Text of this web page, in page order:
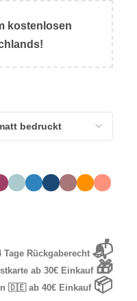
kostenlosen
Tage Rückgaberecht 📬
ab 30€ Einkauf 🎁
🇩🇪 ab 40€ Einkauf 📦